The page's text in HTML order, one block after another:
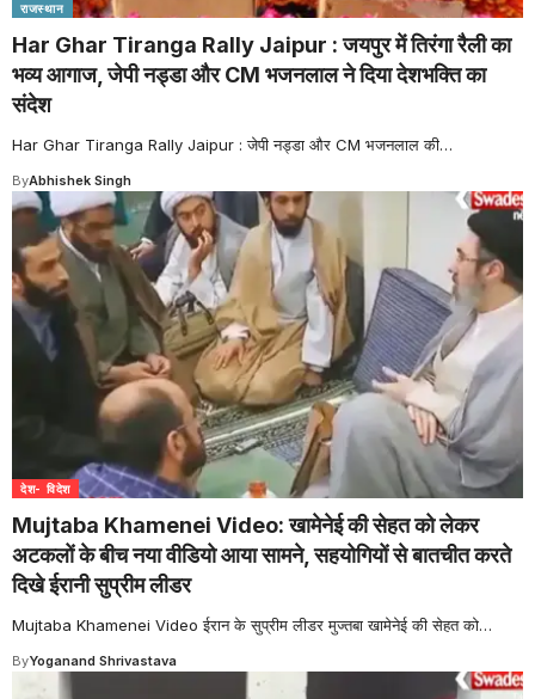
राजस्थान
Har Ghar Tiranga Rally Jaipur : जयपुर में तिरंगा रैली का
भव्य आगाज, जेपी नड्डा और CM भजनलाल ने दिया देशभक्ति का
संदेश
Har Ghar Tiranga Rally Jaipur : जेपी नड्डा और CM भजनलाल की…
ByAbhishek Singh
देश- विदेश
Mujtaba Khamenei Video: खामेनेई की सेहत को लेकर
अटकलों के बीच नया वीडियो आया सामने, सहयोगियों से बातचीत करते
दिखे ईरानी सुप्रीम लीडर
Mujtaba Khamenei Video ईरान के सुप्रीम लीडर मुज्तबा खामेनेई की सेहत को…
ByYoganand Shrivastava